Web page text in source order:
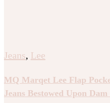
Jeans, Lee
MQ Marqet Lee Flap
Jeans Bestowed Upon Dam